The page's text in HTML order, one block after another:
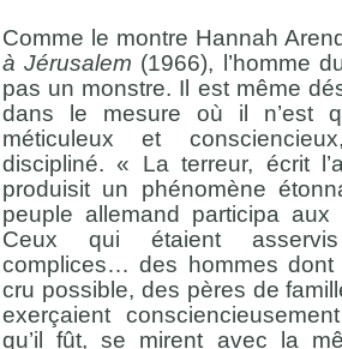
Comme le montre Hannah
à Jérusalem (1966), l’homme
pas un monstre. Il est même
dans le mesure où il n’est
méticuleux et
discipliné. « La terreur, écrit
produisit un phénomène
peuple allemand participa
Ceux qui étaient
complices… des hommes dont
cru possible, des pères de
exerçaient
qu’il fût, se mirent avec la